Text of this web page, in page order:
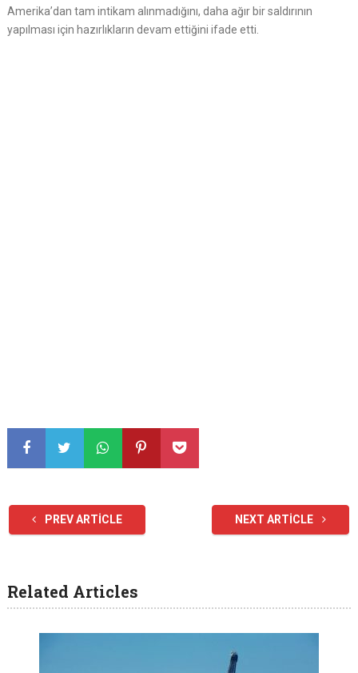
Amerika’dan tam intikam alınmadığını, daha ağır bir saldırının
yapılması için hazırlıkların devam ettiğini ifade etti.
PREV ARTICLE NEXT ARTICLE
Related Articles